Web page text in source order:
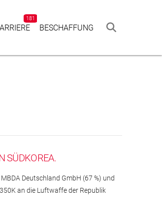
181
BESCHAF­FUNG
SÜDKOREA.
Deutschland GmbH (67 %) und
an die Luftwaffe der Republik